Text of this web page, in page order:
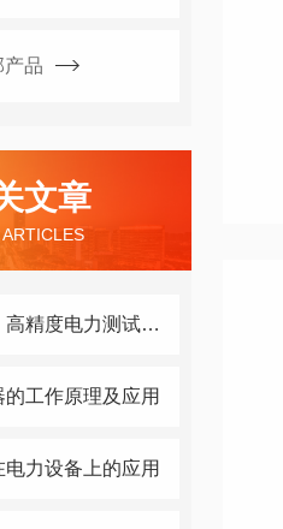
产品
文章
三相交流标准源：高精度电力测试的核心利器
工作原理及应用
力设备上的应用